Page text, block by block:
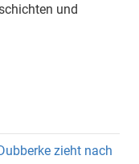
und
zieht nach